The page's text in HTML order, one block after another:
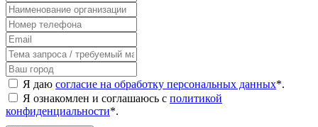
Я даю согласие на обработку персональных данных*.
Я ознакомлен и соглашаюсь с политикой
конфиденциальности*.